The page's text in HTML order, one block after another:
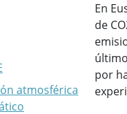
atmosférica
En
de
por